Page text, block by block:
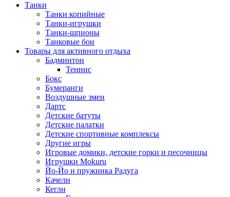
Танки
Танки копийные
Танки-игрушки
Танки-шпионы
Танковые бои
Товары для активного отдыха
Бадминтон
Теннис
Бокс
Бумеранги
Воздушные змеи
Дартс
Детские батуты
Детские палатки
Детские спортивные комплексы
Другие игры
Игровые домики, детские горки и песочницы
Игрушки Mokuru
Йо-Йо и пружинка Радуга
Качели
Кегли